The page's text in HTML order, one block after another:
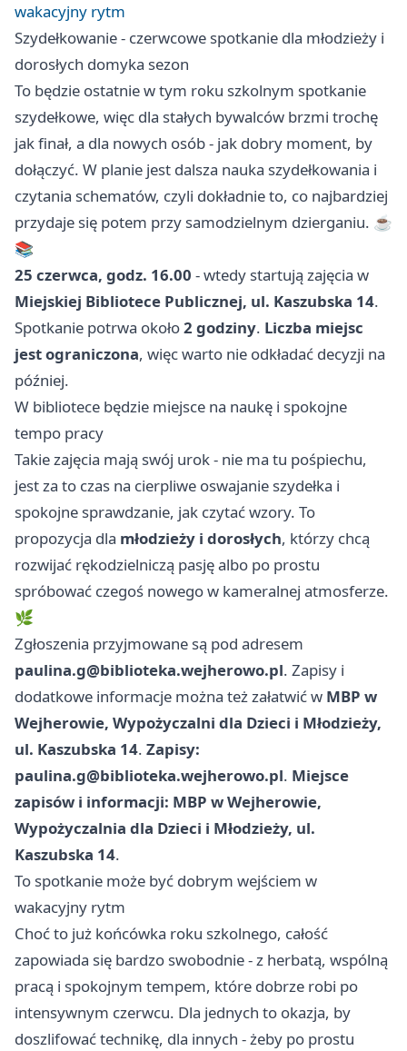
wakacyjny rytm
Szydełkowanie - czerwcowe spotkanie dla młodzieży i
dorosłych domyka sezon
To będzie ostatnie w tym roku szkolnym spotkanie
szydełkowe, więc dla stałych bywalców brzmi trochę
jak finał, a dla nowych osób - jak dobry moment, by
dołączyć. W planie jest dalsza nauka szydełkowania i
czytania schematów, czyli dokładnie to, co najbardziej
przydaje się potem przy samodzielnym dzierganiu. ☕
📚
25 czerwca, godz. 16.00 - wtedy startują zajęcia w
Miejskiej Bibliotece Publicznej, ul. Kaszubska 14.
Spotkanie potrwa około2 godziny. Liczba miejsc
jest ograniczona, więc warto nie odkładać decyzji na
później.
W bibliotece będzie miejsce na naukę i spokojne
tempo pracy
Takie zajęcia mają swój urok - nie ma tu pośpiechu,
jest za to czas na cierpliwe oswajanie szydełka i
spokojne sprawdzanie, jak czytać wzory. To
propozycja dla młodzieży i dorosłych, którzy chcą
rozwijać rękodzielniczą pasję albo po prostu
spróbować czegoś nowego w kameralnej atmosferze.
🌿
Zgłoszenia przyjmowane są pod adresem
paulina.g@biblioteka.wejherowo.pl. Zapisy i
dodatkowe informacje można też załatwić w MBP w
Wejherowie, Wypożyczalni dla Dzieci i Młodzieży,
ul. Kaszubska 14. Zapisy:
paulina.g@biblioteka.wejherowo.pl. Miejsce
zapisów i informacji: MBP w Wejherowie,
Wypożyczalnia dla Dzieci i Młodzieży, ul.
Kaszubska 14.
To spotkanie może być dobrym wejściem w
wakacyjny rytm
Choć to już końcówka roku szkolnego, całość
zapowiada się bardzo swobodnie - z herbatą, wspólną
pracą i spokojnym tempem, które dobrze robi po
intensywnym czerwcu. Dla jednych to okazja, by
doszlifować technikę, dla innych - żeby po prostu